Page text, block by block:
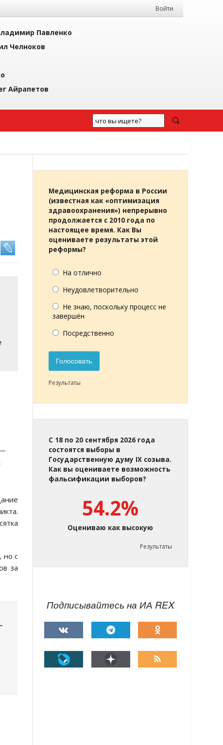
Войти
Павленко
Челноков
Айрапетов
но с
за
Медицинская реформа в России
(известная как «оптимизация
здравоохранения») непрерывно
продолжается с 2010 года по
настоящее время. Как Вы
оцениваете результаты этой
реформы?
На отлично
Неудовлетворительно
Не знаю, поскольку процесс не
завершён
Посредственно
Голосовать
Результаты
С 18 по 20 сентября 2026 года
состоятся выборы в
Государственную думу IX созыва.
Как вы оцениваете возможность
фальсификации выборов?
54.2%
Оцениваю как высокую
Результаты
Подписывайтесь на ИА REX